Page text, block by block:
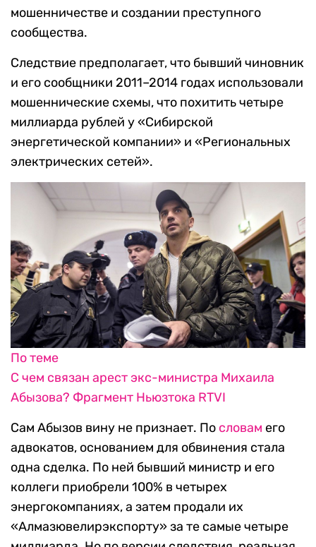
мошенничестве и создании преступного
сообщества.
Следствие предполагает, что бывший чиновник
и его сообщники 2011–2014 годах использовали
мошеннические схемы, что похитить четыре
миллиарда рублей у «Сибирской
энергетической компании» и «Региональных
электрических сетей».
По теме
С чем связан арест экс-министра Михаила
Абызова? Фрагмент Ньюзтока RTVI
Сам Абызов вину не признает. По словам его
адвокатов, основанием для обвинения стала
одна сделка. По ней бывший министр и его
коллеги приобрели 100% в четырех
энергокомпаниях, а затем продали их
«Алмазювелирэкспорту» за те самые четыре